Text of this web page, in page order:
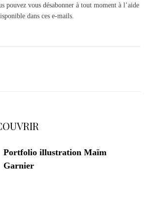
pouvez vous désabonner à tout moment à l’aide
dans ces e-mails.
Portfolio illustration Maïm
Garnier